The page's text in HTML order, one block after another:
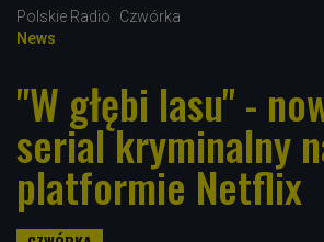
Polskie Radio
Czwórka
News
"W głębi lasu" -
serial kryminalny
platformie Netflix